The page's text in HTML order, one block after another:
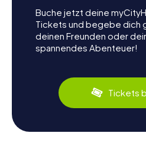
Buche jetzt deine
Tickets und begebe dich
deinen Freunden oder
spannendes Abenteuer!
Tickets